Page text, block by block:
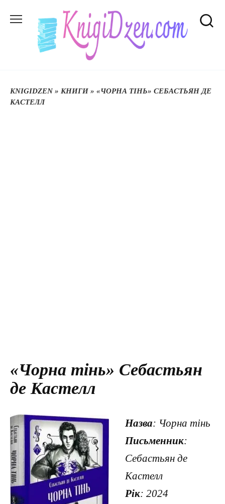
до
KNIGIDZEN» КНИГИ » «ЧОРНА ТІНЬ» СЕБАСТЬЯН ДЕ
КАСТЕЛЛ
«Чорна тінь» Себастьян
де Кастелл
Назва: Чорна тінь
Письменник:
Себастьян де
Кастелл
Рік: 2024